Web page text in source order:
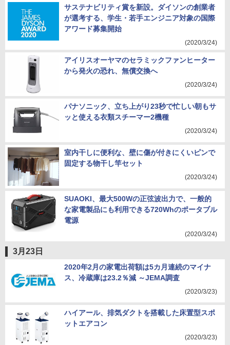
サステナビリティ賞を新設。ダイソンの創業者
が選考する、学生・若手エンジニア対象の国際
アワード募集開始
(2020/3/24)
アイリスオーヤマのセラミックファンヒーター
から発火の恐れ、無償交換へ
(2020/3/24)
パナソニック、立ち上がり23秒で忙しい朝もサ
ッと使える衣類スチーマー2機種
(2020/3/24)
室内干しに便利な、壁に傷が付きにくいピンで
固定する物干し竿セット
(2020/3/24)
SUAOKI、最大500Wの正弦波出力で、一般的
な家電製品にも利用できる720Whのポータブル
電源
(2020/3/24)
3月23日
2020年2月の家電出荷額は5カ月連続のマイナ
ス、冷蔵庫は23.2％減 ～JEMA調査
(2020/3/23)
ハイアール、排気ダクトを搭載した床置型スポ
ットエアコン
(2020/3/23)